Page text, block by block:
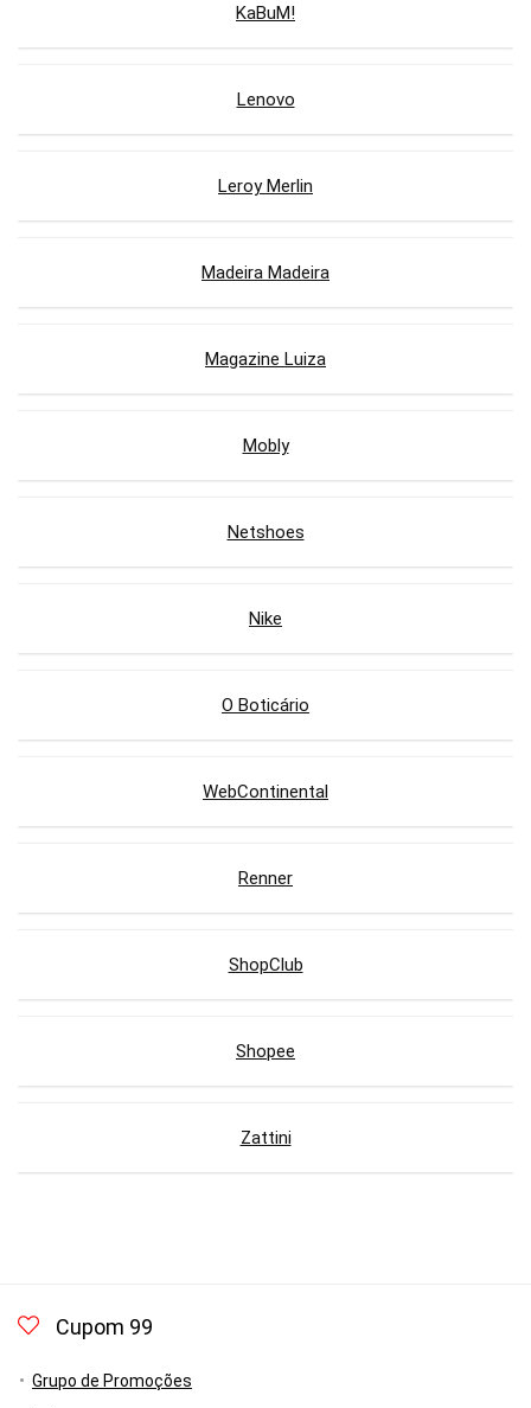
KaBuM!
Lenovo
Leroy Merlin
Madeira Madeira
Magazine Luiza
Mobly
Netshoes
Nike
O Boticário
WebContinental
Renner
ShopClub
Shopee
Zattini
Cupom 99
Grupo de Promoções